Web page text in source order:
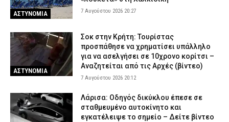
ΑΣΤΥΝΟΜΙΑ 7 Αυγούστου 2026 20:27
ΑΣΤΥΝΟΜΙΑ
Σοκ στην Κρήτη: Τουρίστας
προσπάθησε να χρηματίσει υπάλληλο
για να ασελγήσει σε 10χρονο κορίτσι –
Αναζητείται από τις Αρχές (βίντεο)
7 Αυγούστου 2026 20:12
Λάρισα: Οδηγός δικύκλου έπεσε σε
σταθμευμένο αυτοκίνητο και
εγκατέλειψε το σημείο – Δείτε βίντεο